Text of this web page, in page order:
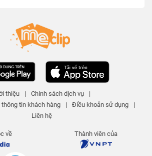
thiệu | Chính sách dịch vụ
|
tin khách hàng
| Điều khoản sử dụng
|
Liên hệ
về Thành viên của